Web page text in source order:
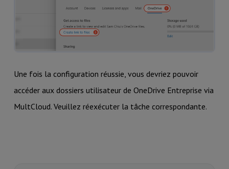
Une fois la configuration réussie, vous devriez pouvoir
accéder aux dossiers utilisateur de OneDrive Entreprise via
MultCloud. Veuillez réexécuter la tâche correspondante.